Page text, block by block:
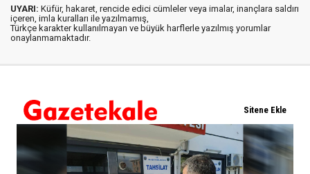
UYARI: Küfür, hakaret, rencide edici cümleler veya imalar, inançlara saldırı
içeren, imla kuralları ile yazılmamış,
Türkçe karakter kullanılmayan ve büyük harflerle yazılmış yorumlar
onaylanmamaktadır.